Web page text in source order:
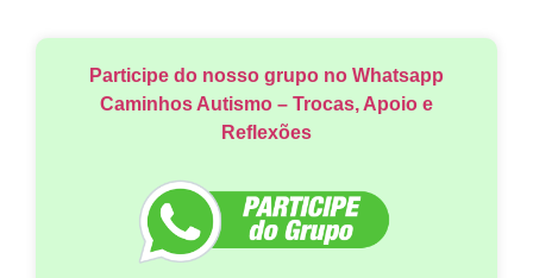
Participe do nosso grupo no Whatsapp
Caminhos Autismo – Trocas, Apoio e
Reflexões